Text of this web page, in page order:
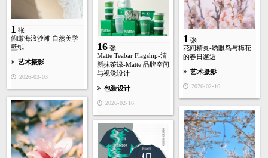
1 张
俯瞰海浪沙滩 自然美学
壁纸
艺术摄影
2026-03-03
1 张
花间精灵-绣眼鸟与梅花
的春日邂逅
艺术摄影
2026-02-16
16 张
Matte Teabar Flagship-清
新抹茶绿-Matte 品牌空间
与视觉设计
包装设计
2026-02-16